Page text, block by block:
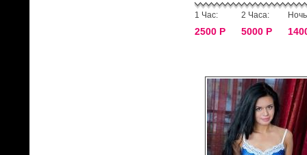
1 Час:
2500 Р
2 Часа:
5000 Р